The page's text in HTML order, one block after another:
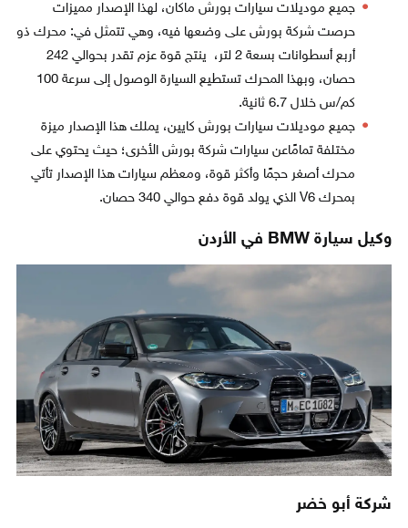
جميع موديلات سيارات بورش ماكان، لهذا الإصدار مميزات
حرصت شركة بورش على وضعها فيه، وهي تتمثل في: محرك ذو
أربع أسطوانات بسعة 2 لتر، ينتج قوة عزم تقدر بحوالي 242
حصان، وبهذا المحرك تستطيع السيارة الوصول إلى سرعة 100
كم/س خلال 6.7 ثانية.
جميع موديلات سيارات بورش كايين، يملك هذا الإصدار ميزة
مختلفة تمامًاعن سيارات شركة بورش الأخرى؛ حيث يحتوي على
محرك أصغر حجمًا وأكثر قوة، ومعظم سيارات هذا الإصدار تأتي
بمحرك V6 الذي يولد قوة دفع حوالي 340 حصان.
وكيل سيارة BMW في الأردن
شركة أبو خضر